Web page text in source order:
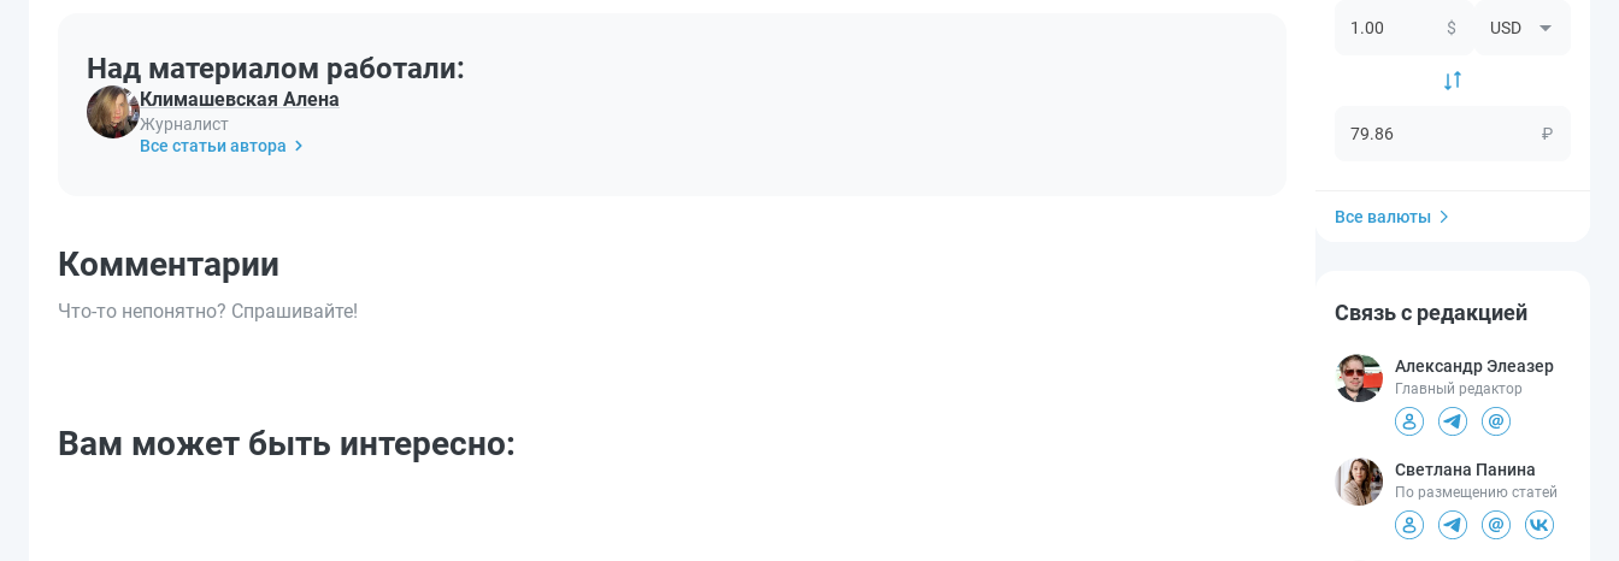
Над материалом работали:
Климашевская Алена
Журналист
Все статьи автора
Комментарии
Что-то непонятно? Спрашивайте!
Вам может быть интересно:
$
₽
Все валюты
Связь с редакцией
Александр Элеазер
Главный редактор
Светлана Панина
По размещению статей